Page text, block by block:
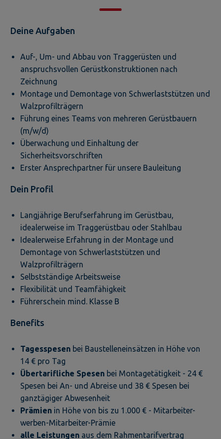
Deine Aufgaben
Auf-, Um- und Abbau von Traggerüsten und
anspruchsvollen Gerüstkonstruktionen nach
Zeichnung
Montage und Demontage von Schwerlaststützen und
Walzprofilträgern
Führung eines Teams von mehreren Gerüstbauern
(m/w/d)
Überwachung und Einhaltung der
Sicherheitsvorschriften
Erster Ansprechpartner für unsere Bauleitung
Dein Profil
Langjährige Berufserfahrung im Gerüstbau,
idealerweise im Traggerüstbau oder Stahlbau
Idealerweise Erfahrung in der Montage und
Demontage von Schwerlaststützen und
Walzprofilträgern
Selbstständige Arbeitsweise
Flexibilität und Teamfähigkeit
Führerschein mind. Klasse B
Benefits
Tagesspesen bei Baustelleneinsätzen in Höhe von
14 € pro Tag
Übertarifliche Spesen bei Montagetätigkeit - 24 €
Spesen bei An- und Abreise und 38 € Spesen bei
ganztägiger Abwesenheit
Prämien in Höhe von bis zu 1.000 € - Mitarbeiter-
werben-Mitarbeiter-Prämie
alle Leistungen aus dem Rahmentarifvertrag